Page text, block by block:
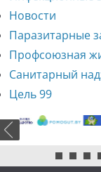
Новости
Паразитарные
Профсоюзная
Санитарный
Цель 99